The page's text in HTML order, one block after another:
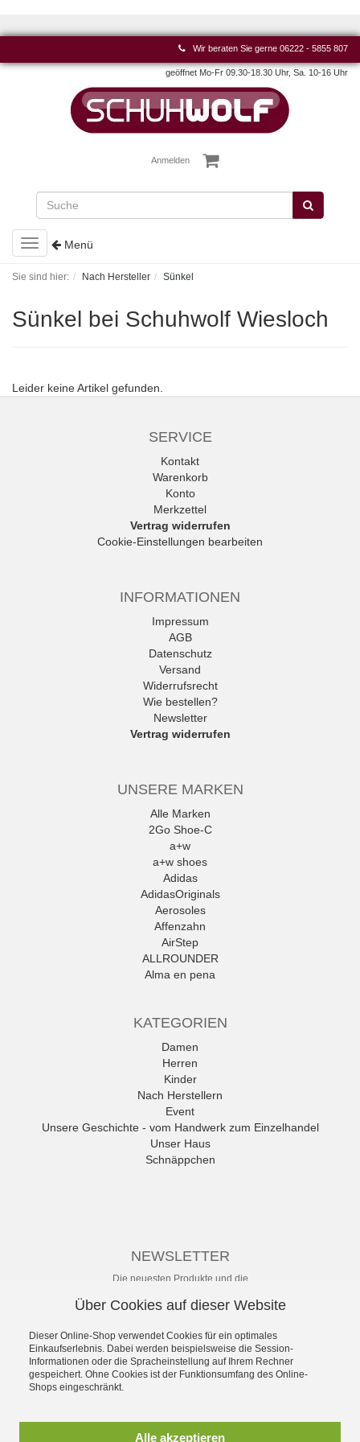
Wir beraten Sie gerne 06222 - 5855 807
geöffnet Mo-Fr 09.30-18.30 Uhr, Sa. 10-16 Uhr
Anmelden
Toggle
navigation
Menü
Sie sind hier: Nach Hersteller Sünkel
Sünkel bei Schuhwolf Wiesloch
Leider keine Artikel gefunden.
SERVICE
Kontakt
Warenkorb
Konto
Merkzettel
Vertrag widerrufen
Cookie-Einstellungen bearbeiten
INFORMATIONEN
Impressum
AGB
Datenschutz
Versand
Widerrufsrecht
Wie bestellen?
Newsletter
Vertrag widerrufen
UNSERE MARKEN
Alle Marken
2Go Shoe-C
a+w
a+w shoes
Adidas
AdidasOriginals
Aerosoles
Affenzahn
AirStep
ALLROUNDER
Alma en pena
Amani
Andrea Conti
ANWR
anwr Schuh
ANXXXX
Apple of Eden
Ara
Mehr
KATEGORIEN
Damen
Herren
Kinder
Nach Herstellern
Event
Unsere Geschichte - vom Handwerk zum Einzelhandel
Unser Haus
Schnäppchen
NEWSLETTER
Die neuesten Produkte und die
Ihr nichts mehr verpasst.
Abonnieren
Versandkosten** unverbindliche Preisempfehlung
Über Cookies auf dieser Website
Dieser Online-Shop verwendet Cookies für ein optimales
Einkaufserlebnis. Dabei werden beispielsweise die Session-
Informationen oder die Spracheinstellung auf Ihrem Rechner
gespeichert. Ohne Cookies ist der Funktionsumfang des Online-
Shops eingeschränkt.
Alle akzeptieren